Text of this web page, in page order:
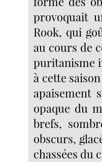
provoquait
Rook, qui
au cours de
puritanisme
à cette
apaisement
opaque du
brefs,
obscurs,
chassées du